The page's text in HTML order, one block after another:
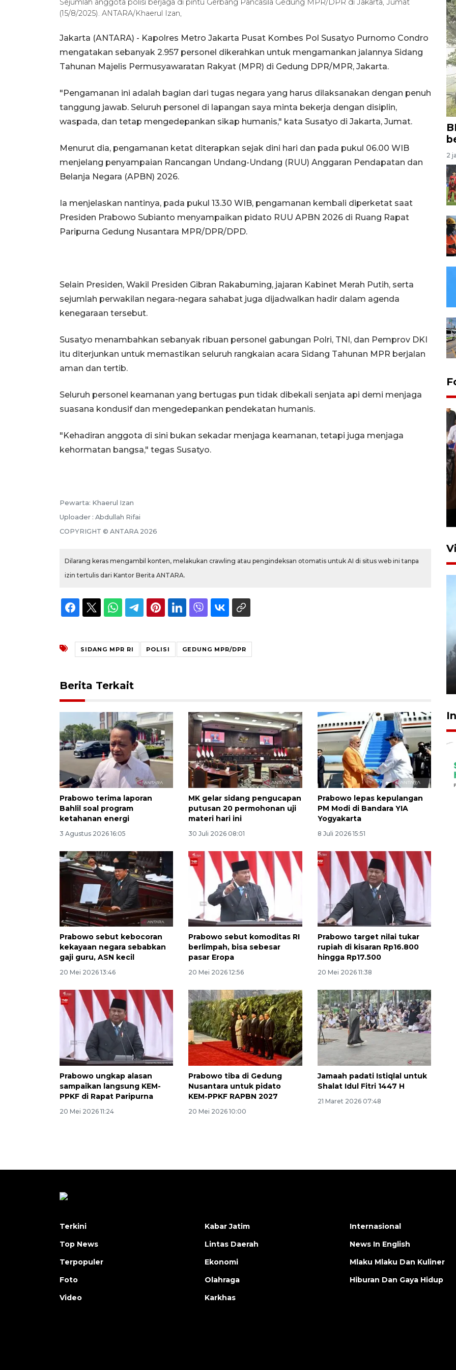
Sejumlah anggota polisi berjaga di pintu Gerbang Pancasila Gedung MPR/DPR di Jakarta, Jumat
(15/8/2025). ANTARA/Khaerul Izan,
Jakarta (ANTARA) - Kapolres Metro Jakarta Pusat Kombes Pol Susatyo Purnomo Condro
mengatakan sebanyak 2.957 personel dikerahkan untuk mengamankan jalannya Sidang
Tahunan Majelis Permusyawaratan Rakyat (MPR) di Gedung DPR/MPR, Jakarta.
"Pengamanan ini adalah bagian dari tugas negara yang harus dilaksanakan dengan penuh
tanggung jawab. Seluruh personel di lapangan saya minta bekerja dengan disiplin,
waspada, dan tetap mengedepankan sikap humanis," kata Susatyo di Jakarta, Jumat.
Menurut dia, pengamanan ketat diterapkan sejak dini hari dan pada pukul 06.00 WIB
menjelang penyampaian Rancangan Undang-Undang (RUU) Anggaran Pendapatan dan
Belanja Negara (APBN) 2026.
Ia menjelaskan nantinya, pada pukul 13.30 WIB, pengamanan kembali diperketat saat
Presiden Prabowo Subianto menyampaikan pidato RUU APBN 2026 di Ruang Rapat
Paripurna Gedung Nusantara MPR/DPR/DPD.
Selain Presiden, Wakil Presiden Gibran Rakabuming, jajaran Kabinet Merah Putih, serta
sejumlah perwakilan negara-negara sahabat juga dijadwalkan hadir dalam agenda
kenegaraan tersebut.
Susatyo menambahkan sebanyak ribuan personel gabungan Polri, TNI, dan Pemprov DKI
itu diterjunkan untuk memastikan seluruh rangkaian acara Sidang Tahunan MPR berjalan
aman dan tertib.
Seluruh personel keamanan yang bertugas pun tidak dibekali senjata api demi menjaga
suasana kondusif dan mengedepankan pendekatan humanis.
"Kehadiran anggota di sini bukan sekadar menjaga keamanan, tetapi juga menjaga
kehormatan bangsa," tegas Susatyo.
Pewarta: Khaerul Izan
Uploader : Abdullah Rifai
COPYRIGHT © ANTARA 2026
Dilarang keras mengambil konten, melakukan crawling atau pengindeksan otomatis untuk AI di situs web ini tanpa
izin tertulis dari Kantor Berita ANTARA.
SIDANG MPR RI POLISI GEDUNG MPR/DPR
Berita Terkait
Prabowo terima laporan
Bahlil soal program
ketahanan energi
3 Agustus 2026 16:05
MK gelar sidang pengucapan
putusan 20 permohonan uji
materi hari ini
30 Juli 2026 08:01
Prabowo lepas kepulangan
PM Modi di Bandara YIA
Yogyakarta
8 Juli 2026 15:51
Prabowo sebut kebocoran
kekayaan negara sebabkan
gaji guru, ASN kecil
20 Mei 2026 13:46
Prabowo sebut komoditas RI
berlimpah, bisa sebesar
pasar Eropa
20 Mei 2026 12:56
Prabowo target nilai tukar
rupiah di kisaran Rp16.800
hingga Rp17.500
20 Mei 2026 11:38
Prabowo ungkap alasan
sampaikan langsung KEM-
PPKF di Rapat Paripurna
20 Mei 2026 11:24
Prabowo tiba di Gedung
Nusantara untuk pidato
KEM-PPKF RAPBN 2027
20 Mei 2026 10:00
Jamaah padati Istiqlal untuk
Shalat Idul Fitri 1447 H
21 Maret 2026 07:48
2
Awas penipuan berbasis AI
2026-08-07 13:45:00
Terkini
Top News
Terpopuler
Foto
Video
Kabar Jatim
Lintas Daerah
Ekonomi
Olahraga
Karkhas
Internasional
News In English
Mlaku Mlaku Dan Kuliner
Hiburan Dan Gaya Hidup